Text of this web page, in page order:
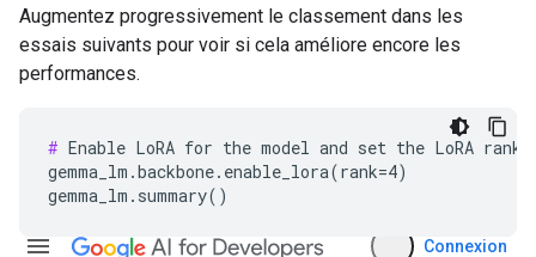
Augmentez progressivement le classement dans les
essais suivants pour voir si cela améliore encore les
performances.
# Enable LoRA for the model and set the LoRA
gemma_lm.backbone.enable_lora(rank=4)